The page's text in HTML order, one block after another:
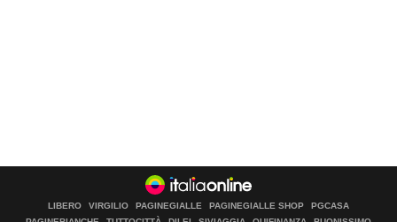
LIBERO VIRGILIO PAGINEGIALLE PAGINEGIALLE SHOP
PGCASA